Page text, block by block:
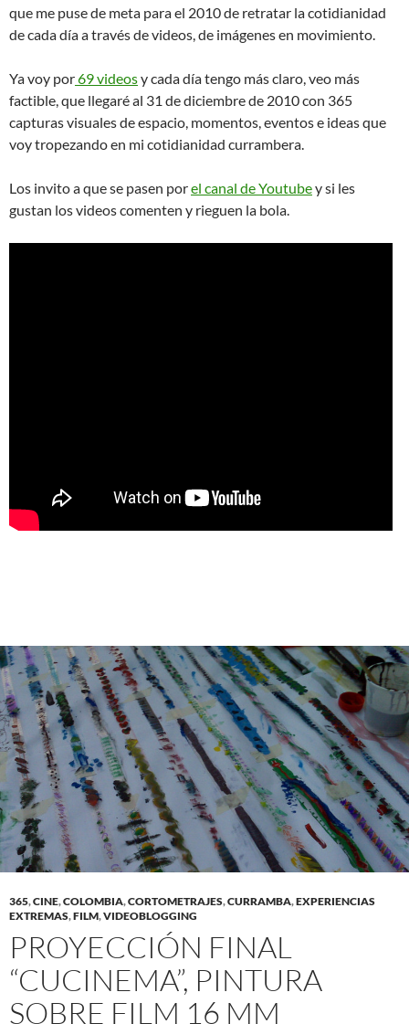
que me puse de meta para el 2010 de retratar la cotidianidad
de cada día a través de videos, de imágenes en movimiento.
Ya voy por69 videosy cada día tengo más claro, veo más
factible, que llegaré al 31 de diciembre de 2010 con 365
capturas visuales de espacio, momentos, eventos e ideas que
voy tropezando en mi cotidianidad currambera.
Los invito a que se pasen porel canal de Youtubey si les
gustan los videos comenten y rieguen la bola.
365,CINE,COLOMBIA,CORTOMETRAJES,CURRAMBA,EXPERIENCIAS
EXTREMAS,FILM,VIDEOBLOGGING
PROYECCIÓN FINAL
“CUCINEMA”, PINTURA
SOBRE FILM 16 MM